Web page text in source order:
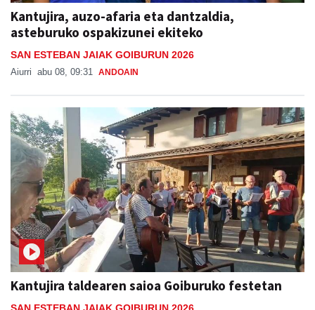
Kantujira, auzo-afaria eta dantzaldia,
asteburuko ospakizunei ekiteko
SAN ESTEBAN JAIAK GOIBURUN 2026
Aiurri abu 08, 09:31 ANDOAIN
Kantujira taldearen saioa Goiburuko festetan
SAN ESTEBAN JAIAK GOIBURUN 2026